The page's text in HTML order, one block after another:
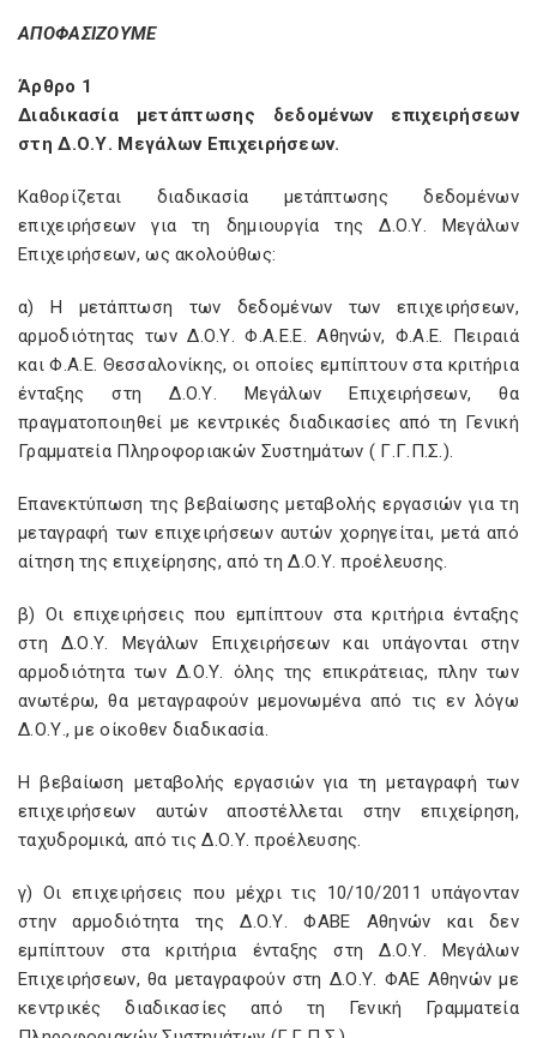
ΑΠΟΦΑΣΙΖΟΥΜΕ
Άρθρο 1
Διαδικασία μετάπτωσης δεδομένων επιχειρήσεων
στη Δ.Ο.Υ. Μεγάλων Επιχειρήσεων.
Καθορίζεται διαδικασία μετάπτωσης δεδομένων
επιχειρήσεων για τη δημιουργία της Δ.Ο.Υ. Μεγάλων
Επιχειρήσεων, ως ακολούθως:
α) Η μετάπτωση των δεδομένων των επιχειρήσεων,
αρμοδιότητας των Δ.Ο.Υ. Φ.Α.Ε.Ε. Αθηνών, Φ.Α.Ε. Πειραιά
και Φ.Α.Ε. Θεσσαλονίκης, οι οποίες εμπίπτουν στα κριτήρια
ένταξης στη Δ.Ο.Υ. Μεγάλων Επιχειρήσεων, θα
πραγματοποιηθεί με κεντρικές διαδικασίες από τη Γενική
Γραμματεία Πληροφοριακών Συστημάτων ( Γ.Γ.Π.Σ.).
Επανεκτύπωση της βεβαίωσης μεταβολής εργασιών για τη
μεταγραφή των επιχειρήσεων αυτών χορηγείται, μετά από
αίτηση της επιχείρησης, από τη Δ.Ο.Υ. προέλευσης.
β) Οι επιχειρήσεις που εμπίπτουν στα κριτήρια ένταξης
στη Δ.Ο.Υ. Μεγάλων Επιχειρήσεων και υπάγονται στην
αρμοδιότητα των Δ.Ο.Υ. όλης της επικράτειας, πλην των
ανωτέρω, θα μεταγραφούν μεμονωμένα από τις εν λόγω
Δ.Ο.Υ., με οίκοθεν διαδικασία.
Η βεβαίωση μεταβολής εργασιών για τη μεταγραφή των
επιχειρήσεων αυτών αποστέλλεται στην επιχείρηση,
ταχυδρομικά, από τις Δ.Ο.Υ. προέλευσης.
γ) Οι επιχειρήσεις που μέχρι τις 10/10/2011 υπάγονταν
στην αρμοδιότητα της Δ.Ο.Υ. ΦΑΒΕ Αθηνών και δεν
εμπίπτουν στα κριτήρια ένταξης στη Δ.Ο.Υ. Μεγάλων
Επιχειρήσεων, θα μεταγραφούν στη Δ.Ο.Υ. ΦΑΕ Αθηνών με
κεντρικές διαδικασίες από τη Γενική Γραμματεία